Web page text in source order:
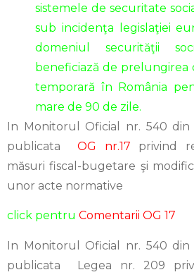
sistemele de securitate
sub incidenţa legislaţiei
domeniul securităţii
beneficiază de
temporară în România
mare de 90 de zile.
In Monitorul Oficial nr. 540 din
publicata OG nr.17 privind
măsuri fiscal-bugetare şi
unor acte normative
click pentru Comentarii OG 17
In Monitorul Oficial nr. 540 din
publicata Legea nr. 209